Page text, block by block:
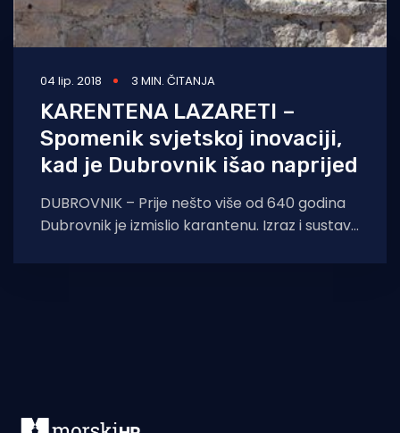
04 lip. 2018 3 MIN. ČITANJA
KARENTENA LAZARETI –
Spomenik svjetskoj inovaciji,
kad je Dubrovnik išao naprijed
DUBROVNIK – Prije nešto više od 640 godina
Dubrovnik je izmislio karantenu. Izraz i sustav